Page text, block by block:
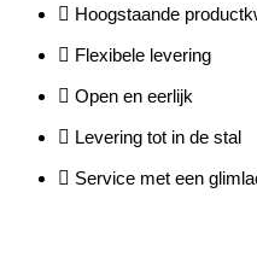
Hoogstaande
Flexibele levering
Open en eerlijk
Levering tot in de stal
Service met een